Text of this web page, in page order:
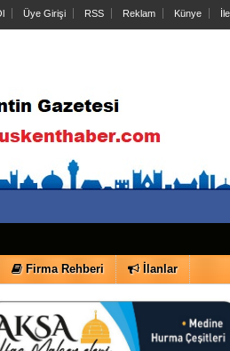
Üye Girişi RSS Reklam Künye
Firma Rehberi İlanlar
O Sesler Hâlâ Kulaklarımda
Romantizmal Ağrı
Yusuf Özgür Bülbül
Yereldeki Görünmez Zehir: Kötüleme
Didem Akpolat
Boyun ağrısı yaşayan bireylerin
Abdullah Güler